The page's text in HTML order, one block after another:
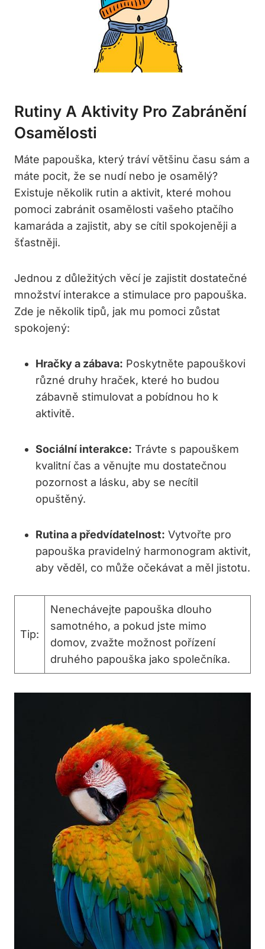
Rutiny A Aktivity Pro Zabránění
Osamělosti
Máte papouška, který tráví většinu času sám a
máte pocit, že se nudí nebo je osamělý?
Existuje několik rutin a aktivit, které mohou
pomoci zabránit osamělosti vašeho ptačího
kamaráda a zajistit, aby se cítil spokojeněji a
šťastněji.
Jednou z důležitých věcí je zajistit dostatečné
množství interakce a stimulace pro papouška.
Zde je několik tipů, jak mu pomoci zůstat
spokojený:
Hračky a zábava: Poskytněte papouškovi
různé druhy hraček, které ho budou
zábavně stimulovat a pobídnou ho k
aktivitě.
Sociální interakce: Trávte s papouškem
kvalitní čas a věnujte mu dostatečnou
pozornost a lásku, aby se necítil
opuštěný.
Rutina a předvídatelnost: Vytvořte pro
papouška pravidelný harmonogram aktivit,
aby věděl, co může očekávat a měl jistotu.
Tip:
Nenechávejte papouška dlouho
samotného, a pokud jste mimo
domov, zvažte možnost pořízení
druhého papouška jako společníka.